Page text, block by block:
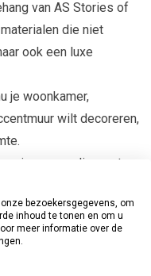
van AS Stories of
die niet
ook een luxe
je woonkamer,
wilt decoreren,
is eenvoudig aan te
is voor zowel
bezoekersgegevens, om
inhoud te tonen en om u
meer informatie over de